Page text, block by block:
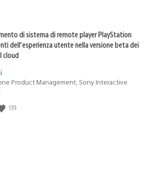
di sistema di remote player PlayStation
dell’esperienza utente nella versione beta dei
cloud
Product Management, Sony Interactive
139